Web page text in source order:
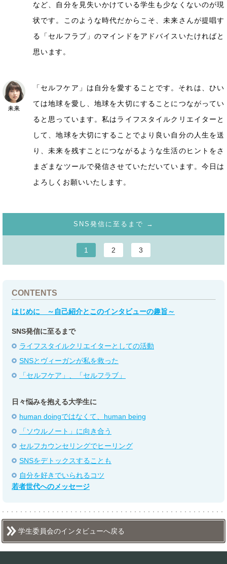
など、自分を見失いかけている学生も少なくないのが現
状です。このような時代だからこそ、未来さんが提唱す
る「セルフラブ」のマインドをアドバイスいたければと
思います。
「セルフケア」は自分を愛することです。それは、ひい
ては地球を愛し、地球を大切にすることにつながってい
ると思っています。私はライフスタイルクリエイターと
して、地球を大切にすることでより良い自分の人生を送
り、未来を残すことにつながるような生活のヒントをさ
まざまなツールで発信させていただいています。今日は
よろしくお願いいたします。
SNS発信に至るまで →
1 2 3
CONTENTS
はじめに ～自己紹介とこのインタビューの趣旨～
SNS発信に至るまで
ライフスタイルクリエイターとしての活動
SNSとヴィーガンが私を救った
「セルフケア」、「セルフラブ」
日々悩みを抱える大学生に
human doingではなくて、human being
「ソウルノート」に向き合う
セルフカウンセリングでヒーリング
SNSをデトックスすることも
自分を好きでいられるコツ
若者世代へのメッセージ
学生委員会のインタビューへ戻る